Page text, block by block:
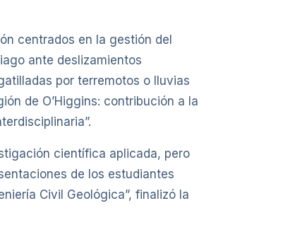
centrados en la gestión del
ante deslizamientos
por terremotos o lluvias
de O’Higgins: contribución a la
científica aplicada, pero
de los estudiantes
Civil Geológica”, finalizó la